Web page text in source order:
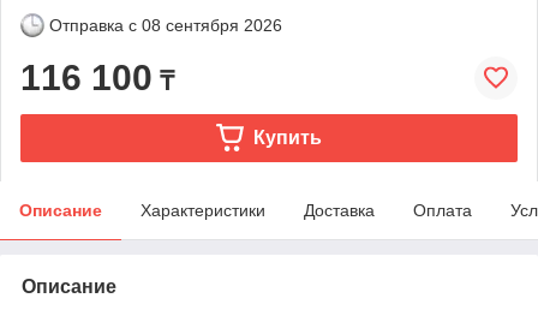
Отправка с 08 сентября 2026
116 100 ₸
Купить
Описание Характеристики Доставка Оплата
Описание